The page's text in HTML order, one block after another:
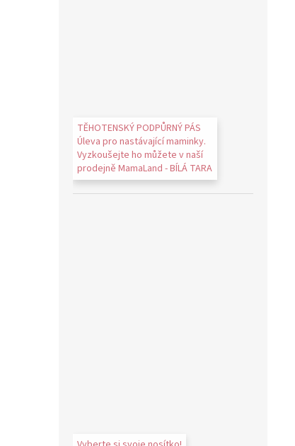
TĚHOTENSKÝ PODPŮRNÝ PÁS
Úleva pro nastávající maminky.
Vyzkoušejte ho můžete v naší
prodejně MamaLand - BÍLÁ TARA